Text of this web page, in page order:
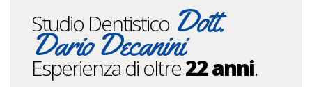
Studio Dentistico Dott.
Dario Decanini
Esperienza di oltre22 anni.